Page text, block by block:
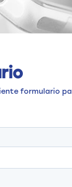
formulario